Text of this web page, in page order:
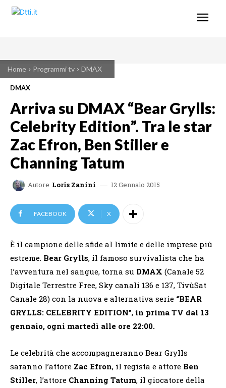
Home Programmi tv DMAX
DMAX
Arriva su DMAX “Bear Grylls:
Celebrity Edition”. Tra le star
Zac Efron, Ben Stiller e
Channing Tatum
Autore Loris Zanini 12 Gennaio 2015
FACEBOOK X
È il campione delle sfide al limite e delle imprese più
estreme. Bear Grylls, il famoso survivalista che ha
l’avventura nel sangue, torna su DMAX (Canale 52
Digitale Terrestre Free, Sky canali 136 e 137, TivùSat
Canale 28) con la nuova e alternativa serie “BEAR
GRYLLS: CELEBRITY EDITION”, in prima TV dal 13
gennaio, ogni martedì alle ore 22:00.
Le celebrità che accompagneranno Bear Grylls
saranno l’attore Zac Efron, il regista e attore Ben
Stiller, l’attore Channing Tatum, il giocatore della